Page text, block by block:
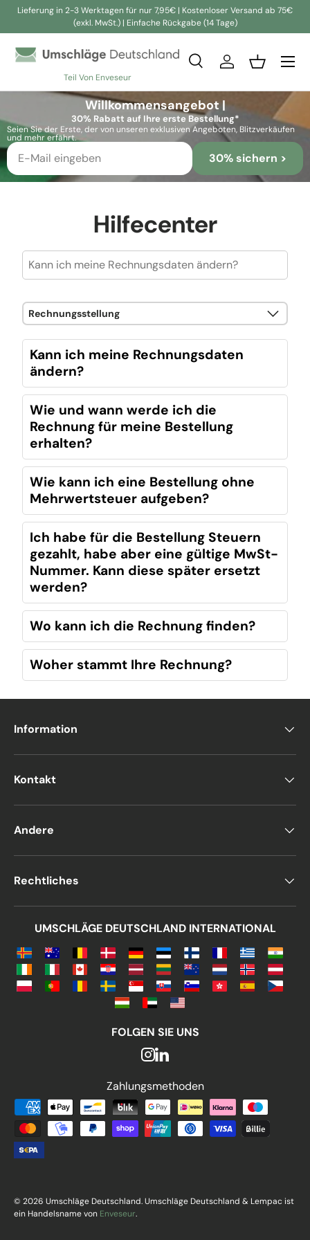
Direkt zum Inhalt
Lieferung in 2-3 Werktagen für nur 7,95€ | Kostenloser Versand ab 75€
(exkl. MwSt.) | Einfache Rückgabe (14 Tage)
Teil Von Enveseur
Suchen
Suchen
SucheEinloggen
Willkommensangebot |
30% Rabatt auf Ihre erste Bestellung*
Seien Sie der Erste, der von unseren exklusiven Angeboten, Blitzverkäufen
und mehr erfährt.
30% sichern >
Hilfecenter
Kann ich meine Rechnungsdaten
ändern?
Wie und wann werde ich die
Rechnung für meine Bestellung
erhalten?
Wie kann ich eine Bestellung ohne
Mehrwertsteuer aufgeben?
Ich habe für die Bestellung Steuern
gezahlt, habe aber eine gültige MwSt-
Nummer. Kann diese später ersetzt
werden?
Wo kann ich die Rechnung finden?
Woher stammt Ihre Rechnung?
Information
Kontakt
Andere
Rechtliches
UMSCHLÄGE DEUTSCHLAND INTERNATIONAL
FOLGEN SIE UNS
Zahlungsmethoden
Zahlungsmethoden
© 2026 Umschläge Deutschland. Umschläge Deutschland & Lempac ist
ein Handelsname von Enveseur.